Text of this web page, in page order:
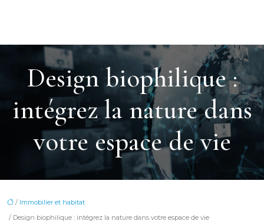
Design biophilique :
intégrez la nature dans
votre espace de vie
/ Immobilier et habitat
/ Design biophilique : intégrez la nature dans votre espace de vie